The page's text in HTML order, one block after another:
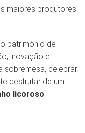
maiores produtores
património de
inovação e
sobremesa, celebrar
desfrutar de um
licoroso